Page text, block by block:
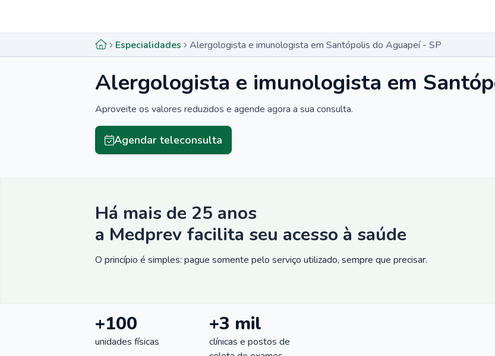
Especialidades Alergologista e imunologista em Santópolis do Aguapeí - SP
Alergologista e imunologista em
Aproveite os valores reduzidos e agende agora a sua consulta.
Agendar teleconsulta
Há mais de 25 anos
a Medprev facilita seu acesso à saúde
O princípio é simples: pague somente pelo serviço utilizado, sempre que precisar.
+100
unidades físicas
+3 mil
clínicas e postos de